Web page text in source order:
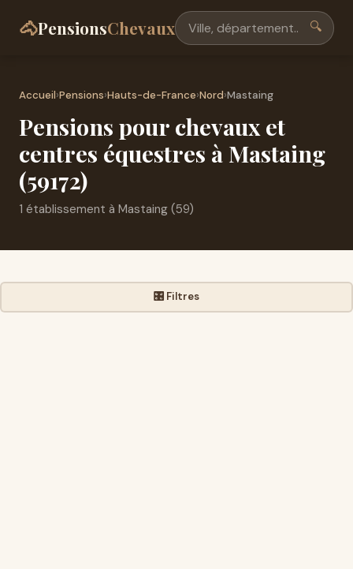
🐴PensionsChevaux 🔍
Accueil›Pensions›Hauts-de-France›Nord›Mastaing
Pensions pour chevaux et
centres équestres à Mastaing
(59172)
1 établissement à Mastaing (59)
🎛️ Filtres